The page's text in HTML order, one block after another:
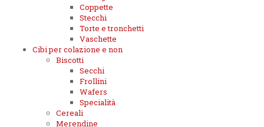
Coppette
Stecchi
Torte e tronchetti
Vaschette
Cibi per colazione e non
Biscotti
Secchi
Frollini
Wafers
Specialità
Cereali
Merendine